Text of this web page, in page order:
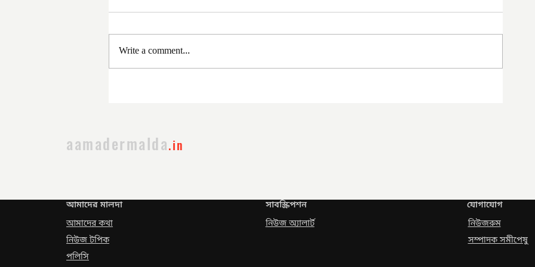
Write a comment...
aamadermalda.in
আমাদের মালদা
আমাদের কথা
নিউজ টপিক
পলিসি
সাবস্ক্রিপশন
নিউজ অ্যালার্ট
যোগাযোগ
নিউজরুম
সম্পাদক সমীপেষু